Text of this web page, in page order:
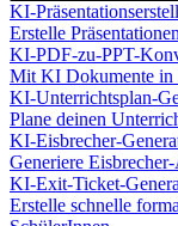
KI-
Erstelle
KI-PDF-zu-PPT-
Mit KI Dokumente in
KI-Unterrichtsplan-
Plane deinen
KI-Eisbrecher-
Generiere
KI-Exit-Ticket-
Erstelle schnelle